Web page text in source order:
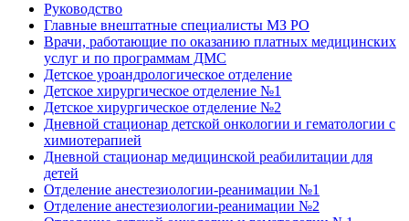
Руководство
Главные внештатные специалисты МЗ РО
Врачи, работающие по оказанию платных медицинских
услуг и по программам ДМС
Детское уроандрологическое отделение
Детское хирургическое отделение №1
Детское хирургическое отделение №2
Дневной стационар детской онкологии и гематологии с
химиотерапией
Дневной стационар медицинской реабилитации для
детей
Отделение анестезиологии-реанимации №1
Отделение анестезиологии-реанимации №2